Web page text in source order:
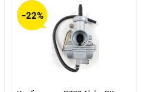
−22%